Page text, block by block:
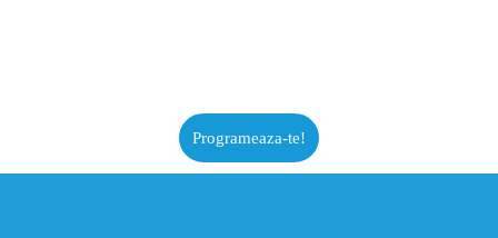
Programeaza-te!